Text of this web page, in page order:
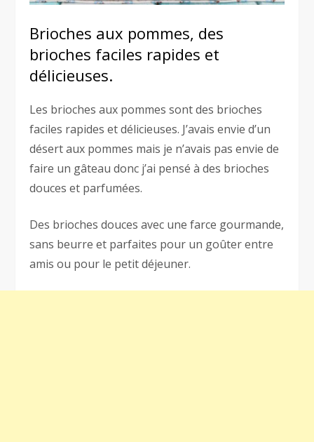
Brioches aux pommes, des
brioches faciles rapides et
délicieuses.
Les brioches aux pommes sont des brioches
faciles rapides et délicieuses. J’avais envie d’un
désert aux pommes mais je n’avais pas envie de
faire un gâteau donc j’ai pensé à des brioches
douces et parfumées.
Des brioches douces avec une farce gourmande,
sans beurre et parfaites pour un goûter entre
amis ou pour le petit déjeuner.